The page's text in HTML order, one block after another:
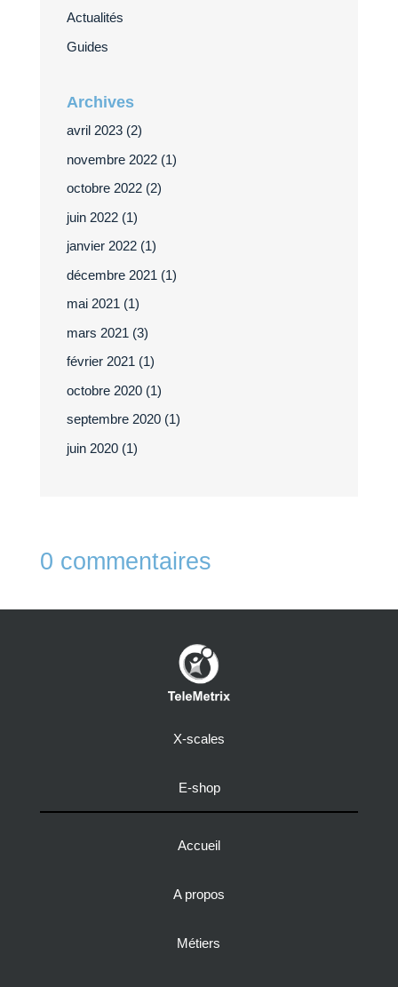
Actualités
Guides
Archives
avril 2023(2)
novembre 2022(1)
octobre 2022(2)
juin 2022(1)
janvier 2022(1)
décembre 2021 (1)
mai 2021(1)
mars 2021 (3)
février 2021(1)
octobre 2020(1)
septembre 2020(1)
juin 2020(1)
0 commentaires
X-scales
E-shop
Accueil
A propos
Métiers